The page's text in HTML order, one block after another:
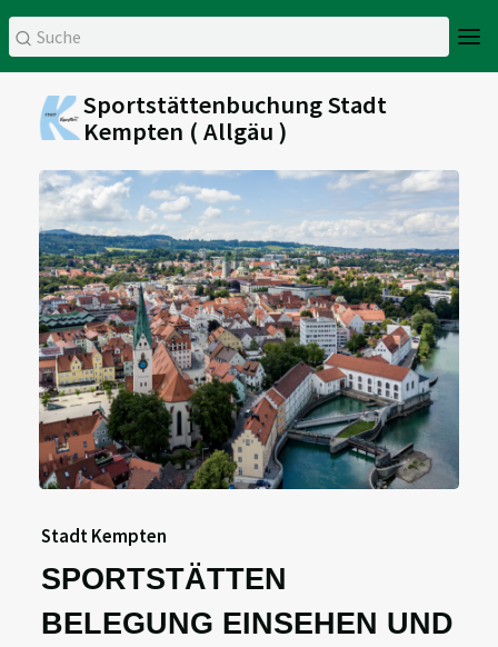
Sportstättenbuchung Stadt
Kempten ( Allgäu )
Stadt Kempten
SPORTSTÄTTEN
BELEGUNG EINSEHEN UND